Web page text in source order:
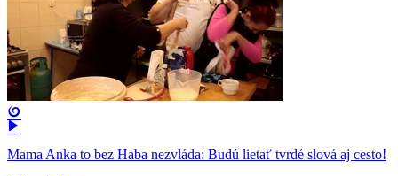
Mama Anka to bez Haba nezvláda: Budú lietať tvrdé slová aj cesto!